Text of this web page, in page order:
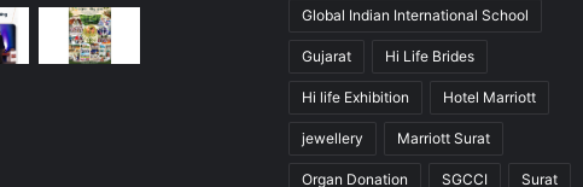
Global Indian International School
Gujarat Hi Life Brides
Hi life Exhibition Hotel Marriott
jewellery Marriott Surat
Organ Donation SGCCI Surat